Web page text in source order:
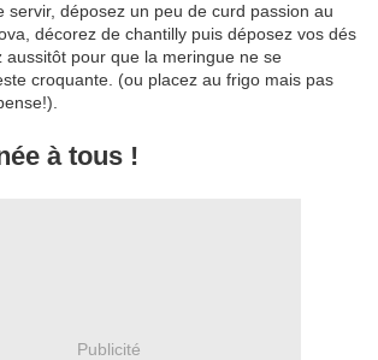
servir, déposez un peu de curd passion au
décorez de chantilly puis déposez vos dés
aussitôt pour que la meringue ne se
croquante. (ou placez au frigo mais pas
à tous !
Publicité